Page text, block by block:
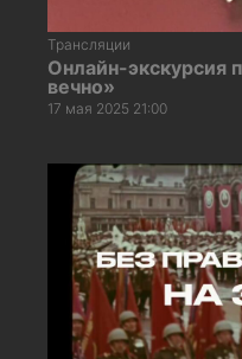
Трансляции
Онлайн-экскурсия
вечно»
17 мая 2025 21:00